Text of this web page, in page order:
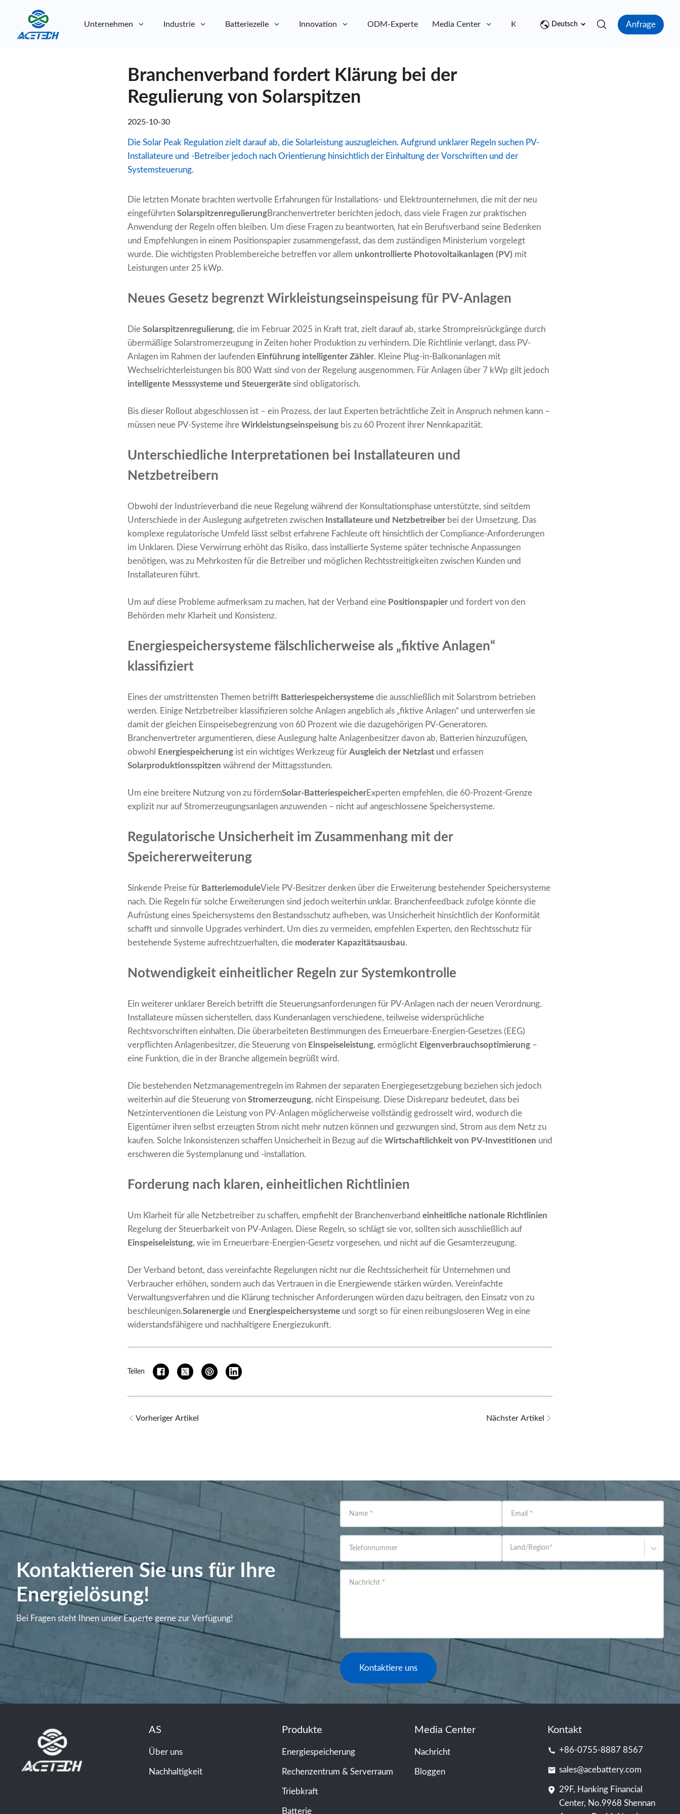
Unternehmen Industrie Batteriezelle Innovation ODM-Experte Media Center Kontakt Deutsch Anfrage
Branchenverband fordert Klärung bei der
Regulierung von Solarspitzen
2025-10-30
Die Solar Peak Regulation zielt darauf ab, die Solarleistung auszugleichen. Aufgrund unklarer Regeln suchen PV-
Installateure und -Betreiber jedoch nach Orientierung hinsichtlich der Einhaltung der Vorschriften und der
Systemsteuerung.
Die letzten Monate brachten wertvolle Erfahrungen für Installations- und Elektrounternehmen, die mit der neu
eingeführten SolarspitzenregulierungBranchenvertreter berichten jedoch, dass viele Fragen zur praktischen
Anwendung der Regeln offen bleiben. Um diese Fragen zu beantworten, hat ein Berufsverband seine Bedenken
und Empfehlungen in einem Positionspapier zusammengefasst, das dem zuständigen Ministerium vorgelegt
wurde. Die wichtigsten Problembereiche betreffen vor allem unkontrollierte Photovoltaikanlagen (PV) mit
Leistungen unter 25 kWp.
Neues Gesetz begrenzt Wirkleistungseinspeisung für PV-Anlagen
Die Solarspitzenregulierung, die im Februar 2025 in Kraft trat, zielt darauf ab, starke Strompreisrückgänge durch
übermäßige Solarstromerzeugung in Zeiten hoher Produktion zu verhindern. Die Richtlinie verlangt, dass PV-
Anlagen im Rahmen der laufenden Einführung intelligenter Zähler. Kleine Plug-in-Balkonanlagen mit
Wechselrichterleistungen bis 800 Watt sind von der Regelung ausgenommen. Für Anlagen über 7 kWp gilt jedoch
intelligente Messsysteme und Steuergeräte sind obligatorisch.
Bis dieser Rollout abgeschlossen ist – ein Prozess, der laut Experten beträchtliche Zeit in Anspruch nehmen kann –
müssen neue PV-Systeme ihre Wirkleistungseinspeisung bis zu 60 Prozent ihrer Nennkapazität.
Unterschiedliche Interpretationen bei Installateuren und
Netzbetreibern
Obwohl der Industrieverband die neue Regelung während der Konsultationsphase unterstützte, sind seitdem
Unterschiede in der Auslegung aufgetreten zwischen Installateure und Netzbetreiberbei der Umsetzung. Das
komplexe regulatorische Umfeld lässt selbst erfahrene Fachleute oft hinsichtlich der Compliance-Anforderungen
im Unklaren. Diese Verwirrung erhöht das Risiko, dass installierte Systeme später technische Anpassungen
benötigen, was zu Mehrkosten für die Betreiber und möglichen Rechtsstreitigkeiten zwischen Kunden und
Installateuren führt.
Um auf diese Probleme aufmerksam zu machen, hat der Verband eine Positionspapierund fordert von den
Behörden mehr Klarheit und Konsistenz.
Energiespeichersysteme fälschlicherweise als „fiktive Anlagen“
klassifiziert
Eines der umstrittensten Themen betrifft Batteriespeichersysteme die ausschließlich mit Solarstrom betrieben
werden. Einige Netzbetreiber klassifizieren solche Anlagen angeblich als „fiktive Anlagen“ und unterwerfen sie
damit der gleichen Einspeisebegrenzung von 60 Prozent wie die dazugehörigen PV-Generatoren.
Branchenvertreter argumentieren, diese Auslegung halte Anlagenbesitzer davon ab, Batterien hinzuzufügen,
obwohl
Energiespeicherung ist ein wichtiges Werkzeug für Ausgleich der Netzlast und erfassen
Solarproduktionsspitzen während der Mittagsstunden.
Um eine breitere Nutzung von zu fördernSolar-BatteriespeicherExperten empfehlen, die 60-Prozent-Grenze
explizit nur auf Stromerzeugungsanlagen anzuwenden – nicht auf angeschlossene Speichersysteme.
Regulatorische Unsicherheit im Zusammenhang mit der
Speichererweiterung
Sinkende Preise für BatteriemoduleViele PV-Besitzer denken über die Erweiterung bestehender Speichersysteme
nach. Die Regeln für solche Erweiterungen sind jedoch weiterhin unklar. Branchenfeedback zufolge könnte die
Aufrüstung eines Speichersystems den Bestandsschutz aufheben, was Unsicherheit hinsichtlich der Konformität
schafft und sinnvolle Upgrades verhindert. Um dies zu vermeiden, empfehlen Experten, den Rechtsschutz für
bestehende Systeme aufrechtzuerhalten, die moderater Kapazitätsausbau.
Notwendigkeit einheitlicher Regeln zur Systemkontrolle
Ein weiterer unklarer Bereich betrifft die Steuerungsanforderungen für PV-Anlagen nach der neuen Verordnung.
Installateure müssen sicherstellen, dass Kundenanlagen verschiedene, teilweise widersprüchliche
Rechtsvorschriften einhalten. Die überarbeiteten Bestimmungen des Erneuerbare-Energien-Gesetzes (EEG)
verpflichten Anlagenbesitzer, die Steuerung von Einspeiseleistung, ermöglicht Eigenverbrauchsoptimierung –
eine Funktion, die in der Branche allgemein begrüßt wird.
Die bestehenden Netzmanagementregeln im Rahmen der separaten Energiegesetzgebung beziehen sich jedoch
weiterhin auf die Steuerung von Stromerzeugung, nicht Einspeisung. Diese Diskrepanz bedeutet, dass bei
Netzinterventionen die Leistung von PV-Anlagen möglicherweise vollständig gedrosselt wird, wodurch die
Eigentümer ihren selbst erzeugten Strom nicht mehr nutzen können und gezwungen sind, Strom aus dem Netz zu
kaufen. Solche Inkonsistenzen schaffen Unsicherheit in Bezug auf die Wirtschaftlichkeit von PV-Investitionen und
erschweren die Systemplanung und -installation.
Forderung nach klaren, einheitlichen Richtlinien
Um Klarheit für alle Netzbetreiber zu schaffen, empfiehlt der Branchenverband einheitliche nationale Richtlinien
Regelung der Steuerbarkeit von PV-Anlagen. Diese Regeln, so schlägt sie vor, sollten sich ausschließlich auf
Einspeiseleistung, wie im Erneuerbare-Energien-Gesetz vorgesehen, und nicht auf die Gesamterzeugung.
Der Verband betont, dass vereinfachte Regelungen nicht nur die Rechtssicherheit für Unternehmen und
Verbraucher erhöhen, sondern auch das Vertrauen in die Energiewende stärken würden. Vereinfachte
Verwaltungsverfahren und die Klärung technischer Anforderungen würden dazu beitragen, den Einsatz von zu
beschleunigen.Solarenergie und Energiespeichersysteme und sorgt so für einen reibungsloseren Weg in eine
widerstandsfähigere und nachhaltigere Energiezukunft.
Teilen
Vorheriger Artikel Nächster Artikel
Kontaktieren Sie uns für Ihre
Energielösung!
Bei Fragen steht Ihnen unser Experte gerne zur Verfügung!
Name * Email *
Telefonnummer Land/Region*
Nachricht *
Kontaktiere uns
AS
Über uns
Nachhaltigkeit
Produkte
Energiespeicherung
Rechenzentrum & Serverraum
Triebkraft
Batterie
Media Center
Nachricht
Bloggen
Kontakt
+86-0755-8887 8567
sales@acebattery.com
29F, Hanking Financial
Center, No.9968 Shennan